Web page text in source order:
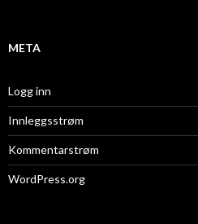
META
Logg inn
Innleggsstrøm
Kommentarstrøm
WordPress.org